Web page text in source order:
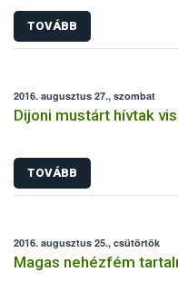
TOVÁBB
2016. augusztus 27., szombat
Dijoni mustárt hívtak
TOVÁBB
2016. augusztus 25., csütörtök
Magas nehézfém